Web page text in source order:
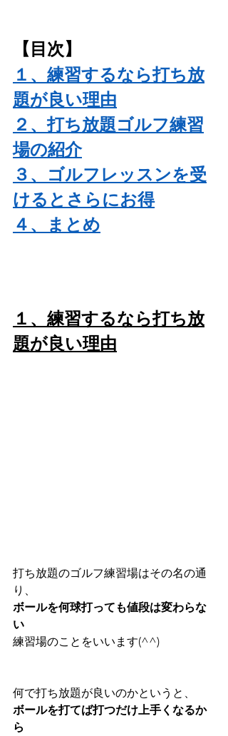
【目次】
１、練習するなら打ち放
題が良い理由
２、打ち放題ゴルフ練習
場の紹介
３、ゴルフレッスンを受
けるとさらにお得
４、まとめ
１、練習するなら打ち放
題が良い理由
打ち放題のゴルフ練習場はその名の通
り、
ボールを何球打っても値段は変わらな
い
練習場のことをいいます(^^)
何で打ち放題が良いのかというと、
ボールを打てば打つだけ上手くなるか
ら